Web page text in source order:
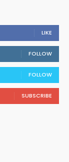
LIKE
FOLLOW
FOLLOW
SUBSCRIBE